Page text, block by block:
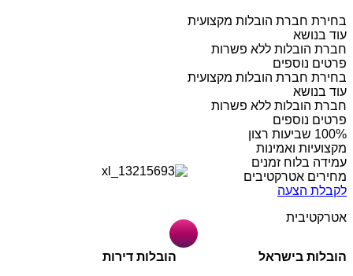
בחירת חברת הובלות מקצועית
עוד בנושא
חברת הובלות ללא פשרות
פרטים נוספים
בחירת חברת הובלות מקצועית
עוד בנושא
חברת הובלות ללא פשרות
פרטים נוספים
מקצועיות ואמינות
עמידה בלוח זמנים
מחירים אטרקטיבים
לקבלת הצעה
אטרקטיבית
הובלות בישראל
הובלות דירות